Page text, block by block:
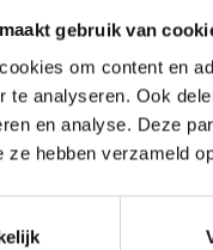
gebruik van
om content en
te analyseren. Ook
en analyse. Deze
ze hebben verzameld